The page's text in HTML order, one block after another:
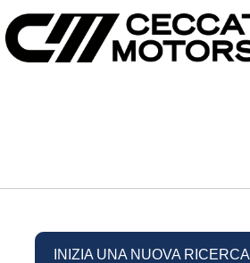
INIZIA UNA NUOVA RICERCA